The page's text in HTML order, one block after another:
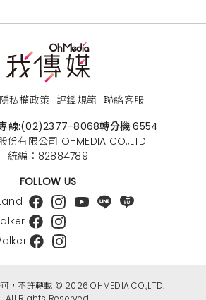
隱私權政策 評鑑規範 聯絡客服
線:(02)2377-8068轉分機 6554
份有限公司 OHMEDIA CO.,LTD.
統編：82884789
FOLLOW US
，不許轉載 © 2026 OHMEDIA CO.,LTD.